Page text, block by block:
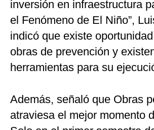
inversión en infraestructura
el Fenómeno de El Niño”,
indicó que existe
obras de prevención y
herramientas para su
Además, señaló que Obras
atraviesa el mejor momento